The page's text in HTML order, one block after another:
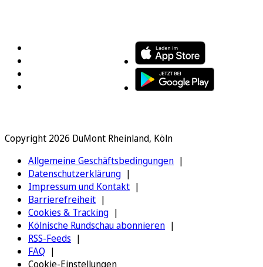
Copyright 2026 DuMont Rheinland, Köln
Allgemeine Geschäftsbedingungen
Datenschutzerklärung
Impressum und Kontakt
Barrierefreiheit
Cookies & Tracking
Kölnische Rundschau abonnieren
RSS-Feeds
FAQ
Cookie-Einstellungen